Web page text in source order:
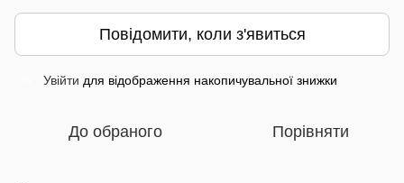
Повідомити, коли з'явиться
Увійти для відображення накопичувальної знижки
До обраного Порівняти